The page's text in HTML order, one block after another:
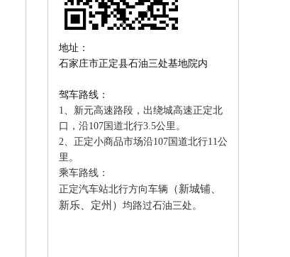
地址：
石家庄市正定县石油三处基地院内
驾车路线：
1、新元高速路段，出绕城高速正定北
口，沿107国道北行3.5公里。
2、正定小商品市场沿107国道北行11公
里。
乘车路线：
正定汽车站北行方向车辆 （新城铺、
新乐、定州） 均路过石油三处。